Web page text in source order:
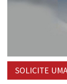
SOLICITE